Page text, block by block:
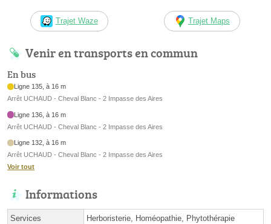
Trajet Waze Trajet Maps
Venir en transports en commun
En bus
Ligne 135, à 16 m
Arrêt UCHAUD - Cheval Blanc - 2 Impasse des Aires
Ligne 136, à 16 m
Arrêt UCHAUD - Cheval Blanc - 2 Impasse des Aires
Ligne 132, à 16 m
Arrêt UCHAUD - Cheval Blanc - 2 Impasse des Aires
Voir tout
Informations
Services Herboristerie, Homéopathie, Phytothérapie